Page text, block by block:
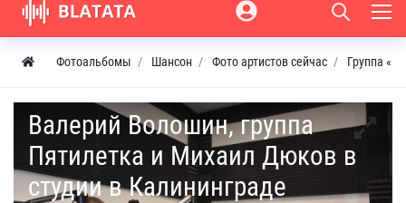
Фотоальбомы Шансон Фото артистов сейчас Группа
Валерий Волошин, группа
Пятилетка и Михаил Дюков в
студии в Калининграде